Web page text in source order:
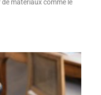
matériaux comme le